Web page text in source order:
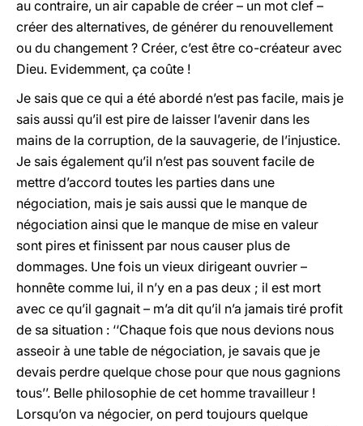
au contraire, un air capable de créer – un mot clef –
créer des alternatives, de générer du renouvellement
ou du changement ? Créer, c’est être co-créateur avec
Dieu. Evidemment, ça coûte !
Je sais que ce qui a été abordé n’est pas facile, mais je
sais aussi qu’il est pire de laisser l’avenir dans les
mains de la corruption, de la sauvagerie, de l’injustice.
Je sais également qu’il n’est pas souvent facile de
mettre d’accord toutes les parties dans une
négociation, mais je sais aussi que le manque de
négociation ainsi que le manque de mise en valeur
sont pires et finissent par nous causer plus de
dommages. Une fois un vieux dirigeant ouvrier –
honnête comme lui, il n’y en a pas deux ; il est mort
avec ce qu’il gagnait – m’a dit qu’il n’a jamais tiré profit
de sa situation : ‘‘Chaque fois que nous devions nous
asseoir à une table de négociation, je savais que je
devais perdre quelque chose pour que nous gagnions
tous’’. Belle philosophie de cet homme travailleur !
Lorsqu’on va négocier, on perd toujours quelque